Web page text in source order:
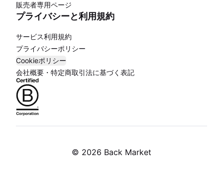
販売者専用ページ
プライバシーと利用規約
サービス利用規約
プライバシーポリシー
Cookieポリシー
会社概要・特定商取引法に基づく表記
© 2026 Back Market